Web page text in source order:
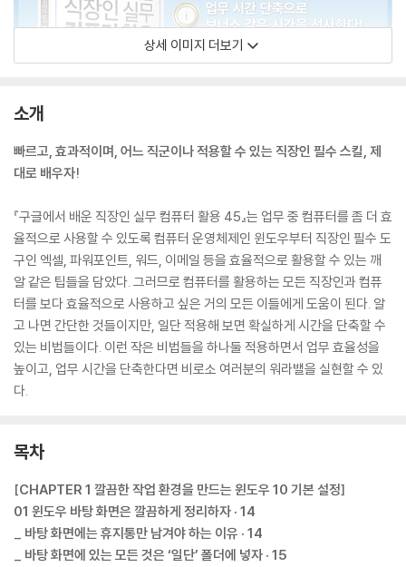
상세 이미지 더보기
소개
빠르고, 효과적이며, 어느 직군이나 적용할 수 있는 직장인 필수 스킬, 제
대로 배우자!
『구글에서 배운 직장인 실무 컴퓨터 활용 45』는 업무 중 컴퓨터를 좀 더 효
율적으로 사용할 수 있도록 컴퓨터 운영체제인 윈도우부터 직장인 필수 도
구인 엑셀, 파워포인트, 워드, 이메일 등을 효율적으로 활용할 수 있는 깨
알 같은 팁들을 담았다. 그러므로 컴퓨터를 활용하는 모든 직장인과 컴퓨
터를 보다 효율적으로 사용하고 싶은 거의 모든 이들에게 도움이 된다. 알
고 나면 간단한 것들이지만, 일단 적용해 보면 확실하게 시간을 단축할 수
있는 비법들이다. 이런 작은 비법들을 하나둘 적용하면서 업무 효율성을
높이고, 업무 시간을 단축한다면 비로소 여러분의 워라밸을 실현할 수 있
다.
목차
[CHAPTER 1 깔끔한 작업 환경을 만드는 윈도우 10 기본 설정]
01 윈도우 바탕 화면은 깔끔하게 정리하자 · 14
_ 바탕 화면에는 휴지통만 남겨야 하는 이유 · 14
_ 바탕 화면에 있는 모든 것은 ‘일단’ 폴더에 넣자 · 15